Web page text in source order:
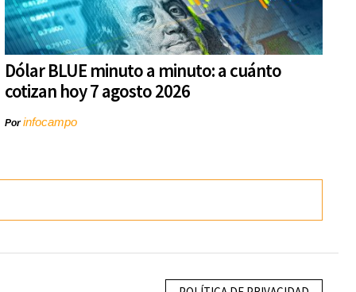
Dólar BLUE minuto a minuto: a cuánto
cotizan hoy 7 agosto 2026
Porinfocampo